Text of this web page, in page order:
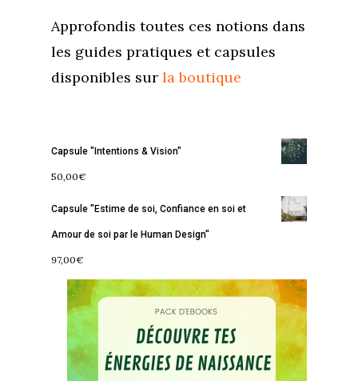
Approfondis toutes ces notions dans
les guides pratiques et capsules
disponibles sur la boutique
Capsule "Intentions & Vision"
50,00€
Capsule "Estime de soi, Confiance en soi et
Amour de soi par le Human Design"
97,00€
Commence ici
Blog
Se découvrir
Podcast